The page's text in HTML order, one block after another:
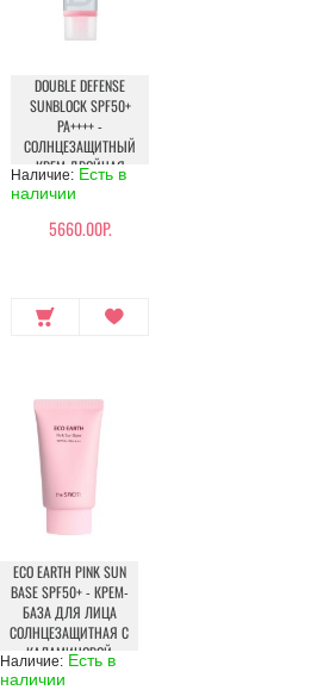
DOUBLE DEFENSE
SUNBLOCK SPF50+
PA++++ -
СОЛНЦЕЗАЩИТНЫЙ
КРЕМ ДВОЙНАЯ
ЗАЩИТА
Наличие: Есть в
наличии
5660.00Р.
ECO EARTH PINK SUN
BASE SPF50+ - КРЕМ-
БАЗА ДЛЯ ЛИЦА
СОЛНЦЕЗАЩИТНАЯ С
КАЛАМИНОВОЙ
ПУДРОЙ
Наличие: Есть в
наличии